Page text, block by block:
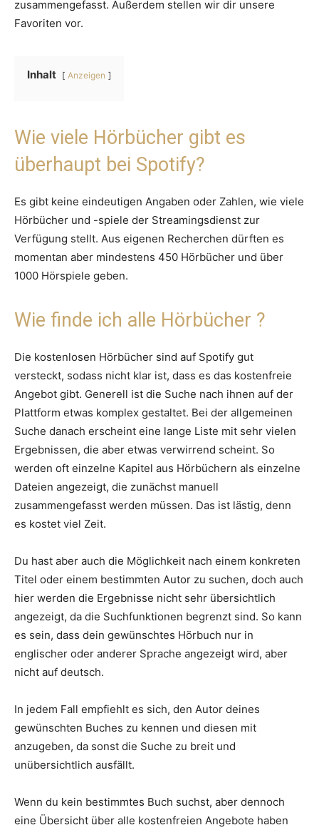
zusammengefasst. Außerdem stellen wir dir unsere
Favoriten vor.
Inhalt Anzeigen
Wie viele Hörbücher gibt es
überhaupt bei Spotify?
Es gibt keine eindeutigen Angaben oder Zahlen, wie viele
Hörbücher und -spiele der Streamingsdienst zur
Verfügung stellt. Aus eigenen Recherchen dürften es
momentan aber mindestens 450 Hörbücher und über
1000 Hörspiele geben.
Wie finde ich alle Hörbücher ?
Die kostenlosen Hörbücher sind auf Spotify gut
versteckt, sodass nicht klar ist, dass es das kostenfreie
Angebot gibt. Generell ist die Suche nach ihnen auf der
Plattform etwas komplex gestaltet. Bei der allgemeinen
Suche danach erscheint eine lange Liste mit sehr vielen
Ergebnissen, die aber etwas verwirrend scheint. So
werden oft einzelne Kapitel aus Hörbüchern als einzelne
Dateien angezeigt, die zunächst manuell
zusammengefasst werden müssen. Das ist lästig, denn
es kostet viel Zeit.
Du hast aber auch die Möglichkeit nach einem konkreten
Titel oder einem bestimmten Autor zu suchen, doch auch
hier werden die Ergebnisse nicht sehr übersichtlich
angezeigt, da die Suchfunktionen begrenzt sind. So kann
es sein, dass dein gewünschtes Hörbuch nur in
englischer oder anderer Sprache angezeigt wird, aber
nicht auf deutsch.
In jedem Fall empfiehlt es sich, den Autor deines
gewünschten Buches zu kennen und diesen mit
anzugeben, da sonst die Suche zu breit und
unübersichtlich ausfällt.
Wenn du kein bestimmtes Buch suchst, aber dennoch
eine Übersicht über alle kostenfreien Angebote haben